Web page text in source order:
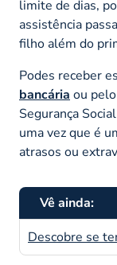
limite de dias,
assistência
filho além do
Podes receber
bancáriaou pelo
Segurança
uma vez que é
atrasos ou
Vê ainda:
Descobre se